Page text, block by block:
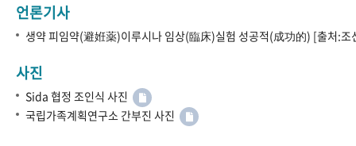
언론기사
생약 피임약(避姙薬)이루시나 임상(臨床)실험 성공적(成功的) [출처:
사진
Sida 협정 조인식 사진
국립가족계획연구소 간부진 사진